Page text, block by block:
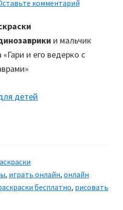
комментарий
и мальчик
и его ведерко с
, играть онлайн, онлайн
бесплатно, рисовать